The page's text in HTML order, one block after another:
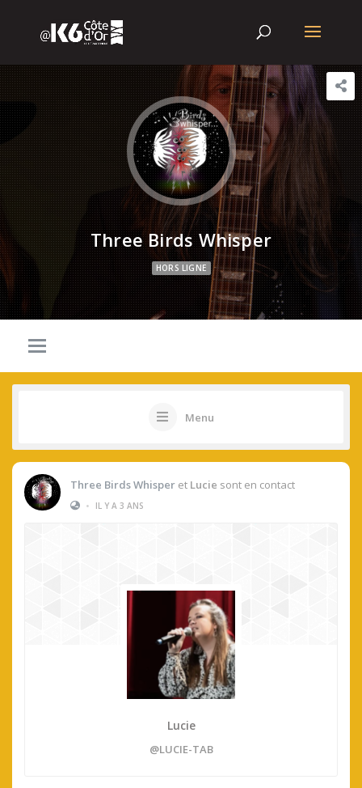
Three Birds Whisper
HORS LIGNE
Menu
Three Birds Whisper et Lucie sont en contact
•
IL Y A 3 ANS
Lucie
@LUCIE-TAB